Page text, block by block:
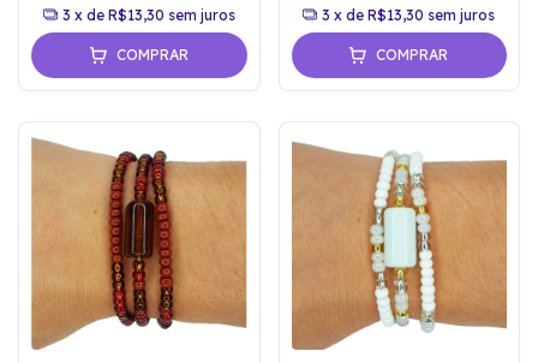
3 x de R$13,30 sem juros
COMPRAR
3 x deR$13,30 sem juros
COMPRAR